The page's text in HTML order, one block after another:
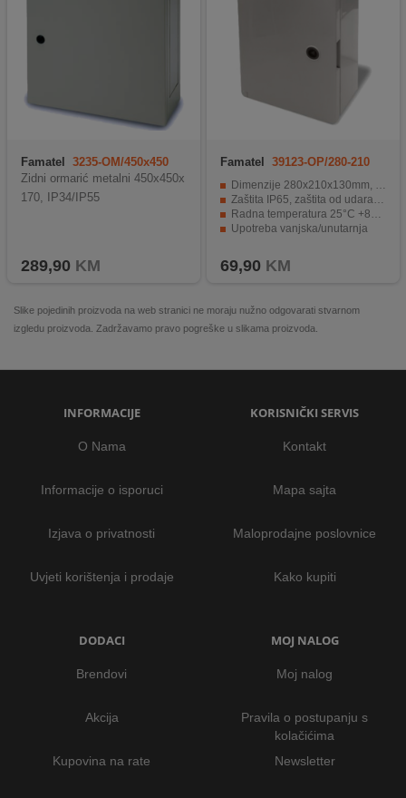
Famatel
3235-OM/450x450
Zidni ormarić metalni 450x450x
170, IP34/IP55
289,90 KM
Famatel 39123-OP/280-210
Dimenzije 280x210x130mm, materijal ABS
Zaštita IP65, zaštita od udaraca IK08
Radna temperatura 25°C +85°C
Upotreba vanjska/unutarnja
69,90 KM
Slike pojedinih proizvoda na web stranici ne moraju nužno odgovarati stvarnom
izgledu proizvoda. Zadržavamo pravo pogreške u slikama proizvoda.
INFORMACIJE
O Nama
Informacije o isporuci
Izjava o privatnosti
Uvjeti korištenja i prodaje
KORISNIČKI SERVIS
Kontakt
Mapa sajta
Maloprodajne poslovnice
Kako kupiti
DODACI
Brendovi
Akcija
Kupovina na rate
MOJ NALOG
Moj nalog
Pravila o postupanju s
kolačićima
Newsletter